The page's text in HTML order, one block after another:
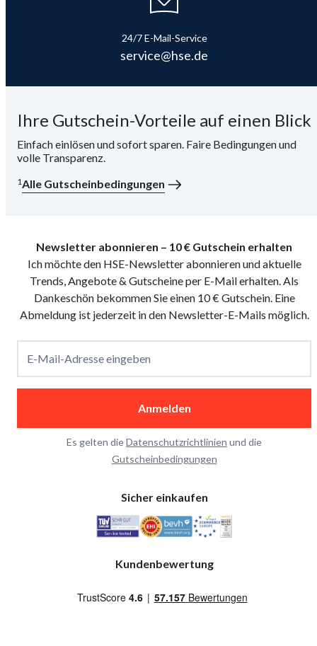
24/7 E-Mail-Service
service@hse.de
Ihre Gutschein-Vorteile auf einen Blick
Einfach einlösen und sofort sparen. Faire Bedingungen und
volle Transparenz.
1Alle Gutscheinbedingungen
Newsletter abonnieren – 10 € Gutschein erhalten
Ich möchte den HSE-Newsletter abonnieren und aktuelle
Trends, Angebote & Gutscheine per E-Mail erhalten. Als
Dankeschön bekommen Sie einen 10 € Gutschein. Eine
Abmeldung ist jederzeit in den Newsletter-E-Mails möglich.
E-Mail-Adresse eingeben
Anmelden
Es gelten dieDatenschutzrichtlinien und die
Gutscheinbedingungen
Sicher einkaufen
Kundenbewertung